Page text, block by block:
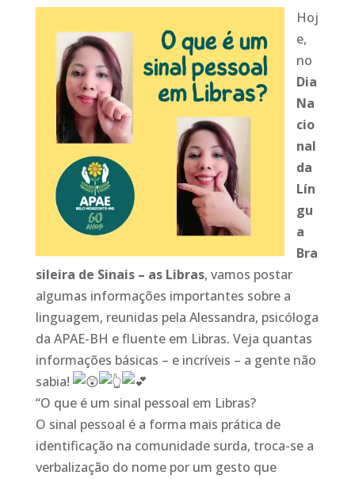
Hoj
e,
no
Dia
Na
cio
nal
da
Lín
gu
a
Bra
sileira de Sinais – as Libras, vamos postar
algumas informações importantes sobre a
linguagem, reunidas pela Alessandra, psicóloga
da APAE-BH e fluente em Libras. Veja quantas
informações básicas – e incríveis – a gente não
sabia!
“O que é um sinal pessoal em Libras?
O sinal pessoal é a forma mais prática de
identificação na comunidade surda, troca-se a
verbalização do nome por um gesto que